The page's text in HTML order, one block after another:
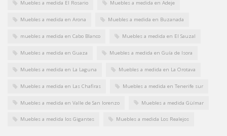
Muebles a medida El Rosario Muebles a medida en Adeje
Muebles a medida en Arona Muebles a medida en Buzanada
muebles a medida en Cabo Blanco Muebles a medida en El Sauzal
Muebles a medida en Guaza Muebles a medida en Guía de Isora
Muebles a medida en La Laguna Muebles a medida en La Orotava
Muebles a medida en Las Chafiras Muebles a medida en Tenerife sur
Muebles a medida en Valle de San lorenzo Muebles a medida Güímar
Muebles a medida los Gigantes Muebles a medida Los Realejos